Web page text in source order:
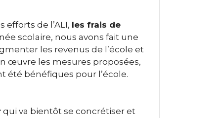
de l’ALI, les frais de
scolaire, nous avons fait une
les revenus de l’école et
œuvre les mesures proposées,
été bénéfiques pour l’école.
qui va bientôt se concrétiser et